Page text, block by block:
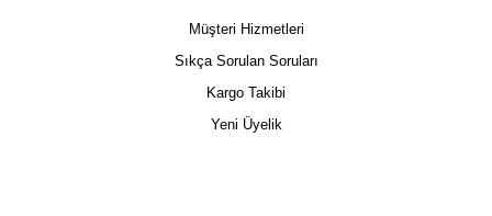
Müşteri Hizmetleri
Sıkça Sorulan Soruları
Kargo Takibi
Yeni Üyelik